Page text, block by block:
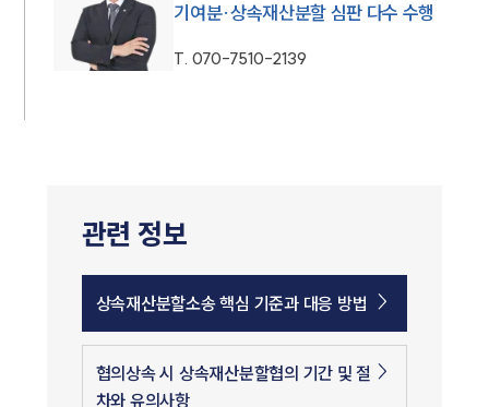
기여분·상속재산분할 심판 다수 수행
T. 070-7510-2139
관련 정보
상속재산분할소송 핵심 기준과 대응 방법
협의상속 시 상속재산분할협의 기간 및 절
차와 유의사항